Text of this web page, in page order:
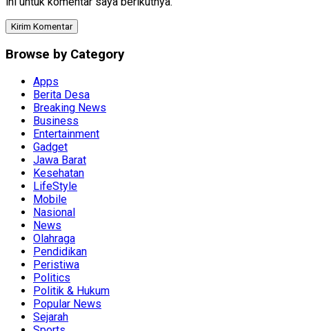
Browse by Category
Apps
Berita Desa
Breaking News
Business
Entertainment
Gadget
Jawa Barat
Kesehatan
LifeStyle
Mobile
Nasional
News
Olahraga
Pendidikan
Peristiwa
Politics
Politik & Hukum
Popular News
Sejarah